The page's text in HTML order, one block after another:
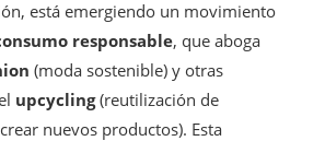
está emergiendo un movimiento
responsable, que aboga
(moda sostenible) y otras
upcycling(reutilización de
nuevos productos). Esta